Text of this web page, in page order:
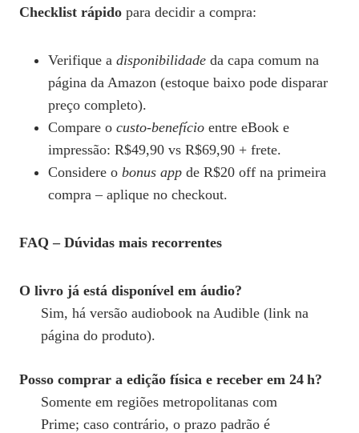
Checklist rápido para decidir a compra:
Verifique a disponibilidade da capa comum na
página da Amazon (estoque baixo pode disparar
preço completo).
Compare o custo‑benefício entre eBook e
impressão: R$49,90 vs R$69,90 + frete.
Considere o bonus app de R$20 off na primeira
compra – aplique no checkout.
FAQ – Dúvidas mais recorrentes
O livro já está disponível em áudio?
Sim, há versão audiobook na Audible (link na
página do produto).
Posso comprar a edição física e receber em 24 h?
Somente em regiões metropolitanas com
Prime; caso contrário, o prazo padrão é